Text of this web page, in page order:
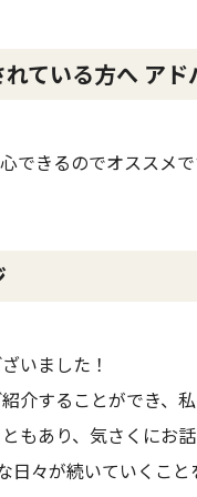
れている方へ
できるのでオススメ
いました！
介することができ、
もあり、気さくにお
日々が続いていくこ